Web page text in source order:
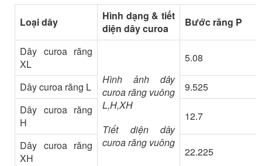
Loại dây
Hình dạng & tiết
diện dây curoa
Bước răng P
Dây curoa răng
XL
Hình ảnh dây
curoa răng vuông
L,H,XH
Tiết diện dây
curoa răng vuông
5.08
Dây curoa răng L
9.525
Dây curoa răng
H
12.7
Dây curoa răng
XH
22.225